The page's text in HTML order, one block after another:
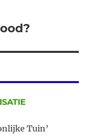
Tuin’